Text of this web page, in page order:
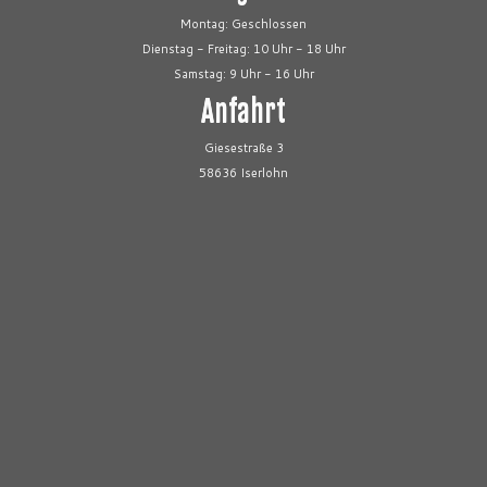
Montag: Geschlossen
Dienstag - Freitag: 10 Uhr - 18 Uhr
Samstag: 9 Uhr - 16 Uhr
Anfahrt
Giesestraße 3
58636 Iserlohn